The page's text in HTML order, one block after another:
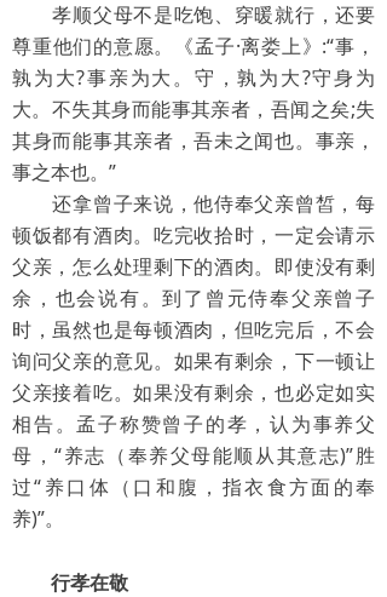
孝顺父母不是吃饱、穿暖就行，还要
尊重他们的意愿。《孟子·离娄上》:“事，
孰为大?事亲为大。守，孰为大?守身为
大。不失其身而能事其亲者，吾闻之矣;失
其身而能事其亲者，吾未之闻也。事亲，
事之本也。”
还拿曾子来说，他侍奉父亲曾皙，每
顿饭都有酒肉。吃完收拾时，一定会请示
父亲，怎么处理剩下的酒肉。即使没有剩
余，也会说有。到了曾元侍奉父亲曾子
时，虽然也是每顿酒肉，但吃完后，不会
询问父亲的意见。如果有剩余，下一顿让
父亲接着吃。如果没有剩余，也必定如实
相告。孟子称赞曾子的孝，认为事养父
母，“养志（奉养父母能顺从其意志)”胜
过“养口体（口和腹，指衣食方面的奉
养)”。
行孝在敬